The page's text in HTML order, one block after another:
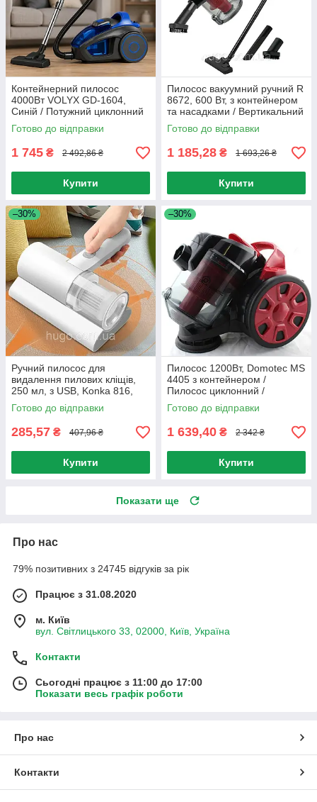
Контейнерний пилосос
4000Вт VOLYX GD-1604,
Синій / Потужний циклонний
пилосос без мішка
Готово до відправки
1 745 ₴ 2 492,86 ₴
Купити
Пилосос вакуумний ручний R
8672, 600 Вт, з контейнером
та насадками / Вертикальний
пилосос
Готово до відправки
1 185,28 ₴ 1 693,26 ₴
Купити
–30%
Ручний пилосос для
видалення пилових кліщів,
250 мл, з USB, Konka 816,
Білий / Бездротовий пилосос
Готово до відправки
285,57 ₴ 407,96 ₴
Купити
–30%
Пилосос 1200Вт, Domotec MS
4405 з контейнером /
Пилосос циклонний /
Контейнерний пилосос
Готово до відправки
1 639,40 ₴ 2 342 ₴
Купити
Показати ще
Про нас
79% позитивних з 24745 відгуків за рік
Працює з 31.08.2020
м. Київ
вул. Світлицького 33, 02000, Київ, Україна
Контакти
Сьогодні працює з 11:00 до 17:00
Показати весь графік роботи
Про нас
Контакти